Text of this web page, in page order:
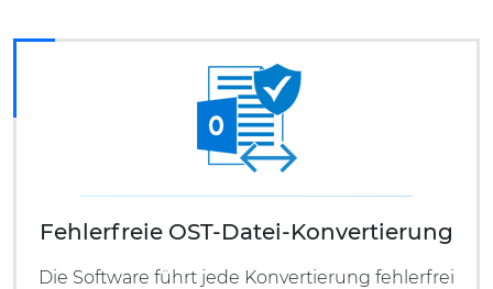
Fehlerfreie OST-Datei-Konvertierung
Die Software führt jede Konvertierung fehlerfrei